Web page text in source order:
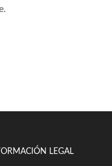
LEGAL